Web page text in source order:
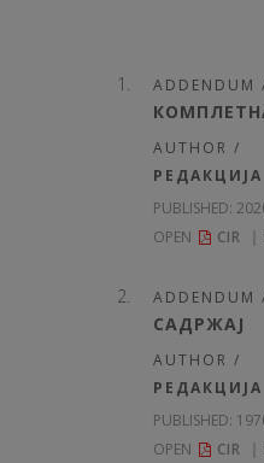
ADDENDUM
AUTHOR /
PUBLISHED:
OPEN
CIR
ADDENDUM
САДРЖАЈ
AUTHOR /
РЕДАКЦИЈА
PUBLISHED:
OPEN
CIR